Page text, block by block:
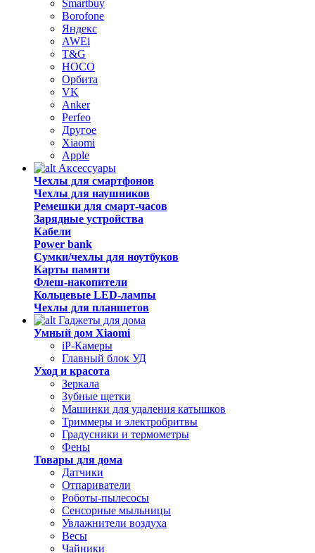
Smartbuy
Borofone
Яндекс
AWEi
T&G
HOCO
Орбита
VK
Anker
Perfeo
Другое
Xiaomi
Apple
Аксессуары
Чехлы для смартфонов
Чехлы для наушников
Ремешки для смарт-часов
Зарядные устройства
Кабели
Power bank
Сумки/чехлы для ноутбуков
Карты памяти
Флеш-накопители
Кольцевые LED-лампы
Чехлы для планшетов
Гаджеты для дома
Умный дом Xiaomi
iP-Камеры
Главный блок УД
Уход и красота
Зеркала
Зубные щетки
Машинки для удаления катышков
Триммеры и электробритвы
Градусники и термометры
Фены
Товары для дома
Датчики
Отпариватели
Роботы-пылесосы
Сенсорные мыльницы
Увлажнители воздуха
Весы
Чайники